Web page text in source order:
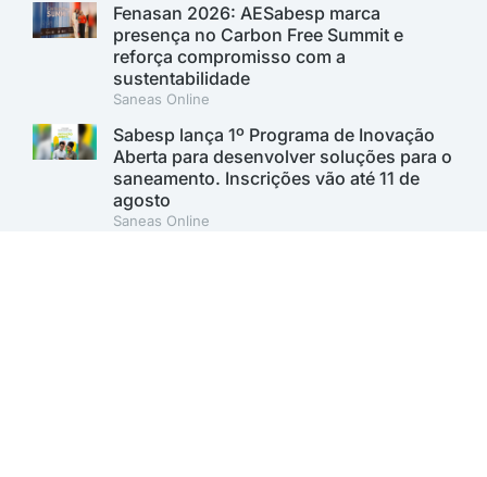
Fenasan 2026: AESabesp marca
presença no Carbon Free Summit e
reforça compromisso com a
sustentabilidade
Saneas Online
Sabesp lança 1º Programa de Inovação
Aberta para desenvolver soluções para o
saneamento. Inscrições vão até 11 de
agosto
Saneas Online